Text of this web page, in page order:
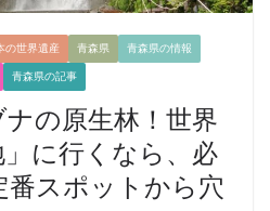
の世界遺産 青森県 青森県の情報
青森県の記事
の原生林！世界
に行くなら、必
番スポットから穴